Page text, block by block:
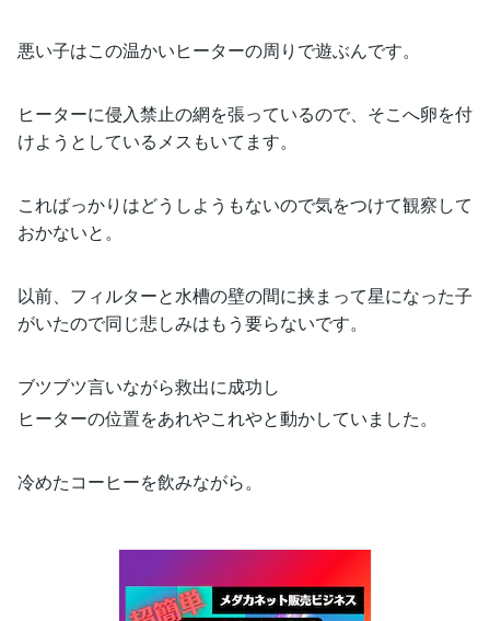
悪い子はこの温かいヒーターの周りで遊ぶんです。
ヒーターに侵入禁止の網を張っているので、そこへ卵を付
けようとしているメスもいてます。
こればっかりはどうしようもないので気をつけて観察して
おかないと。
以前、フィルターと水槽の壁の間に挟まって星になった子
がいたので同じ悲しみはもう要らないです。
ブツブツ言いながら救出に成功し
ヒーターの位置をあれやこれやと動かしていました。
冷めたコーヒーを飲みながら。